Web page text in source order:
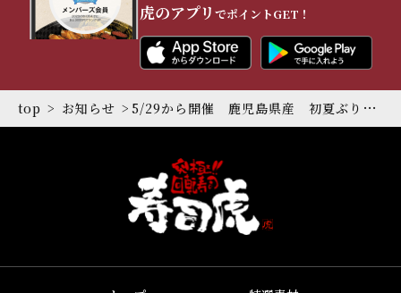
虎のアプリ でポイントGET！
top お知らせ 5/29から開催 鹿児島県産 初夏ぶりフェア